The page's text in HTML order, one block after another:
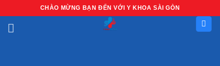
qua
nội
CHÀO MỪNG BẠN ĐẾN VỚI Y KHOA SÀI GÒN